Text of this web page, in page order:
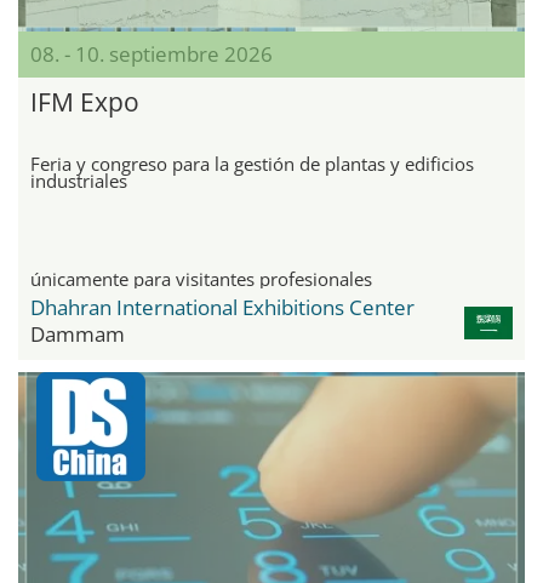
08. - 10. septiembre 2026
IFM Expo
Feria y congreso para la gestión de plantas y edificios
industriales
únicamente para visitantes profesionales
Dhahran International Exhibitions Center
Dammam